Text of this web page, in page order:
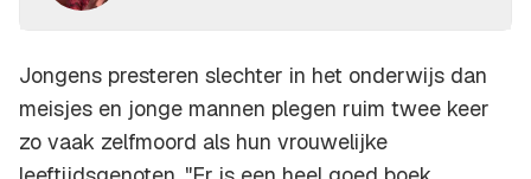
Jongens presteren slechter in het onderwijs dan
meisjes en jonge mannen plegen ruim twee keer
zo vaak zelfmoord als hun vrouwelijke